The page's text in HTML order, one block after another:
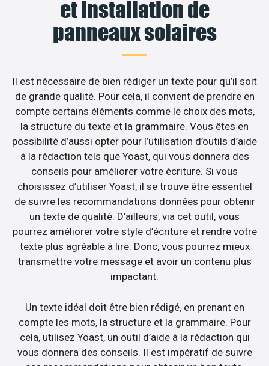
et installation de
panneaux solaires
Il est nécessaire de bien rédiger un texte pour qu’il soit
de grande qualité. Pour cela, il convient de prendre en
compte certains éléments comme le choix des mots,
la structure du texte et la grammaire. Vous êtes en
possibilité d’aussi opter pour l’utilisation d’outils d’aide
à la rédaction tels que Yoast, qui vous donnera des
conseils pour améliorer votre écriture. Si vous
choisissez d’utiliser Yoast, il se trouve être essentiel
de suivre les recommandations données pour obtenir
un texte de qualité. D’ailleurs, via cet outil, vous
pourrez améliorer votre style d’écriture et rendre votre
texte plus agréable à lire. Donc, vous pourrez mieux
transmettre votre message et avoir un contenu plus
impactant.
Un texte idéal doit être bien rédigé, en prenant en
compte les mots, la structure et la grammaire. Pour
cela, utilisez Yoast, un outil d’aide à la rédaction qui
vous donnera des conseils. Il est impératif de suivre